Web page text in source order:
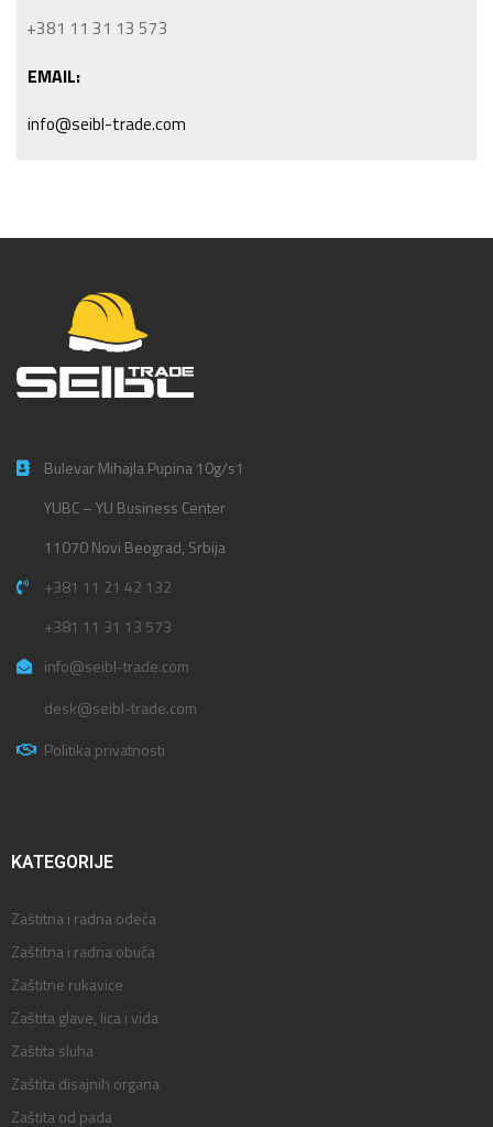
+381 11 31 13 573
EMAIL:
info@seibl-trade.com
Bulevar Mihajla Pupina 10g/s1
YUBC – YU Business Center
11070 Novi Beograd, Srbija
+381 11 21 42 132
+381 11 31 13 573
info@seibl-trade.com
desk@seibl-trade.com
Politika privatnosti
KATEGORIJE
Zaštitna i radna odeća
Zaštitna i radna obuća
Zaštitne rukavice
Zaštita glave, lica i vida
Zaštita sluha
Zaštita disajnih organa
Zaštita od pada